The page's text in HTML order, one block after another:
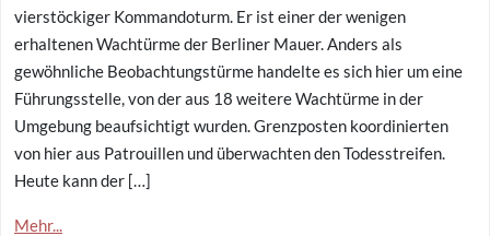
vierstöckiger Kommandoturm. Er ist einer der wenigen
erhaltenen Wachtürme der Berliner Mauer. Anders als
gewöhnliche Beobachtungstürme handelte es sich hier um eine
Führungsstelle, von der aus 18 weitere Wachtürme in der
Umgebung beaufsichtigt wurden. Grenzposten koordinierten
von hier aus Patrouillen und überwachten den Todesstreifen.
Heute kann der […]
Mehr...